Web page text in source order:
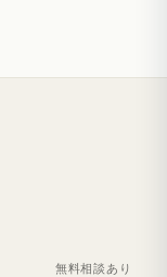
無料相談あり